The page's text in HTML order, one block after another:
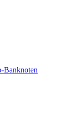
Banknoten